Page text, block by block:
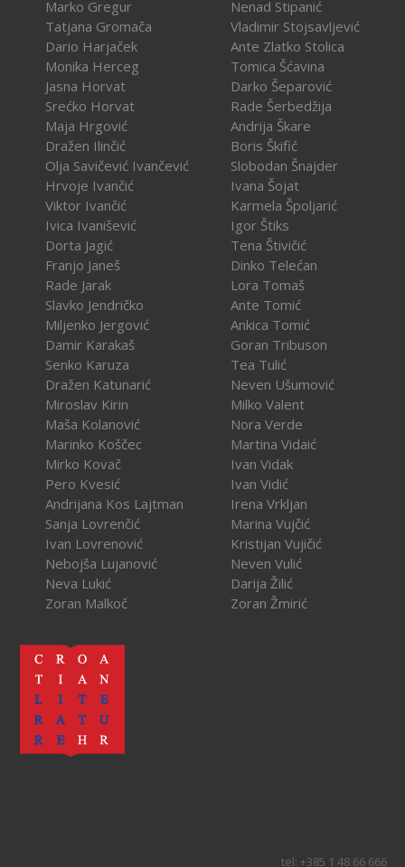
Marko Gregur
Tatjana Gromača
Dario Harjaček
Monika Herceg
Jasna Horvat
Srećko Horvat
Maja Hrgović
Dražen Ilinčić
Olja Savičević Ivančević
Hrvoje Ivančić
Viktor Ivančić
Ivica Ivanišević
Dorta Jagić
Franjo Janeš
Rade Jarak
Slavko Jendričko
Miljenko Jergović
Damir Karakaš
Senko Karuza
Dražen Katunarić
Miroslav Kirin
Maša Kolanović
Marinko Koščec
Mirko Kovač
Pero Kvesić
Andrijana Kos Lajtman
Sanja Lovrenčić
Ivan Lovrenović
Nebojša Lujanović
Neva Lukić
Zoran Malkoč
Nenad Stipanić
Vladimir Stojsavljević
Ante Zlatko Stolica
Tomica Šćavina
Darko Šeparović
Rade Šerbedžija
Andrija Škare
Boris Škifić
Slobodan Šnajder
Ivana Šojat
Karmela Špoljarić
Igor Štiks
Tena Štivičić
Dinko Telećan
Lora Tomaš
Ante Tomić
Ankica Tomić
Goran Tribuson
Tea Tulić
Neven Ušumović
Milko Valent
Nora Verde
Martina Vidaić
Ivan Vidak
Ivan Vidić
Irena Vrkljan
Marina Vujčić
Kristijan Vujičić
Neven Vulić
Darija Žilić
Zoran Žmirić
tel: +385 1 48 66 666